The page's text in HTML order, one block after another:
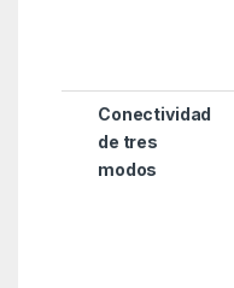
Conectividad
de tres
modos